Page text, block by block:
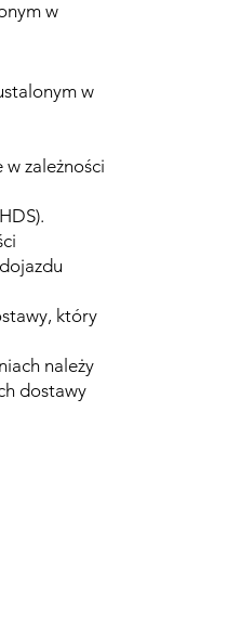
w
w
zależności
który
należy
dostawy